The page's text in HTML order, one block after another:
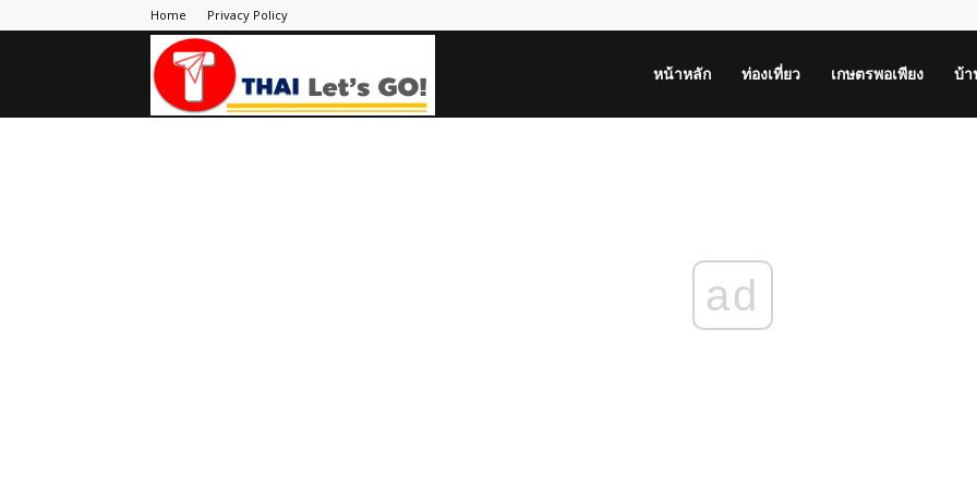
Home Privacy Policy
หน้าหลัก ท่องเที่ยว เกษตรพอเพียง บ้
ad